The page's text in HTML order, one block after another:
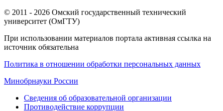
© 2011 - 2026 Омский государственный технический
университет (ОмГТУ)
При использовании материалов портала активная ссылка на
источник обязательна
Политика в отношении обработки персональных данных
Минобрнауки России
Сведения об образовательной организации
Противодействие коррупции